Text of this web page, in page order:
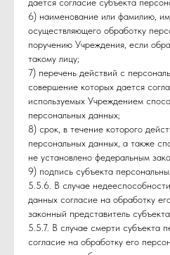
6) наименование или фамилию,
осуществляющего обработку
поручению Учреждения, если
такому лицу;
7) перечень действий с
совершение которых дается
используемых Учреждением
персональных данных;
8) срок, в течение которого
персональных данных, а также
не установлено федеральным
9) подпись субъекта
5.5.6. В случае
данных согласие на обработку
законный представитель
5.5.7. В случае смерти субъекта
согласие на обработку его